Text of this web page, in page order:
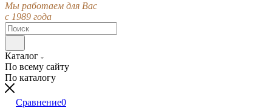
Мы работаем для Вас
с 1989 года
Каталог
По всему сайту
По каталогу
Сравнение0